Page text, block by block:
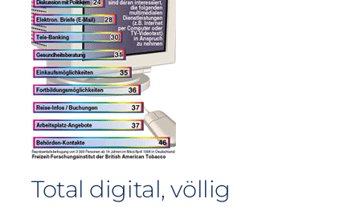
Total digital, völlig